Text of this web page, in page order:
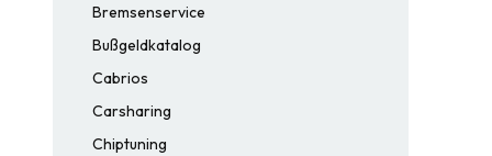
Bremsenservice
Bußgeldkatalog
Cabrios
Carsharing
Chiptuning